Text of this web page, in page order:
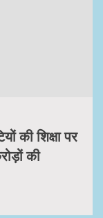
की शिक्षा पर
की